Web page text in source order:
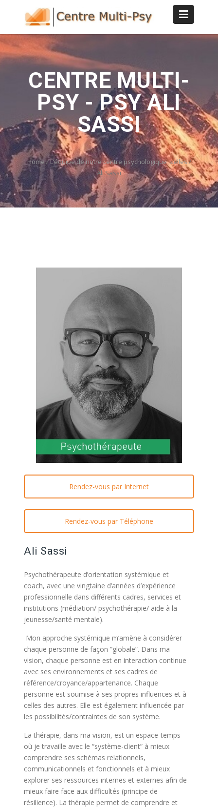
CENTRE MULTI-
PSY - PSY ALI
SASSI
Home/L’équipe de notre centre psychologique Ixelles/
Ali Sassi
Ali Sassi
Psychothérapeute d’orientation systémique et
coach, avec une vingtaine d’années d’expérience
professionnelle dans différents cadres, services et
institutions (médiation/ psychothérapie/ aide à la
jeunesse/santé mentale).
Mon approche systémique m’amène à considérer
chaque personne de façon “globale”. Dans ma
vision, chaque personne est en interaction continue
avec ses environnements et ses cadres de
référence/croyance/appartenance. Chaque
personne est soumise à ses propres influences et à
celles des autres. Elle est également influencée par
les possibilités/contraintes de son système.
La thérapie, dans ma vision, est un espace-temps
où je travaille avec le “système-client” à mieux
comprendre ses schémas relationnels,
communicationnels et fonctionnels et à mieux
explorer ses ressources internes et externes afin de
mieux faire face aux difficultés (principe de
résilience). La thérapie permet de comprendre et
Rendez-vous par Internet
Rendez-vous par Téléphone